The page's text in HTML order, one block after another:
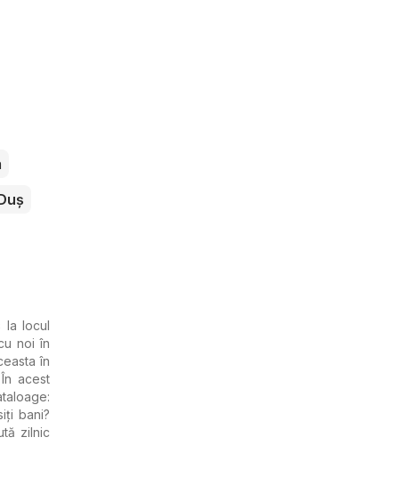
la locul
noi în
în
acest
bani?
zilnic